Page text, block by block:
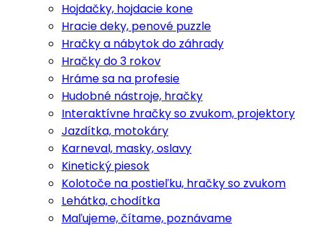
Hojdačky, hojdacie kone
Hracie deky, penové puzzle
Hračky a nábytok do záhrady
Hračky do 3 rokov
Hráme sa na profesie
Hudobné nástroje, hračky
Interaktívne hračky so zvukom, projektory
Jazdítka, motokáry
Karneval, masky, oslavy
Kinetický piesok
Kolotoče na postieľku, hračky so zvukom
Lehátka, chodítka
Maľujeme, čítame, poznávame